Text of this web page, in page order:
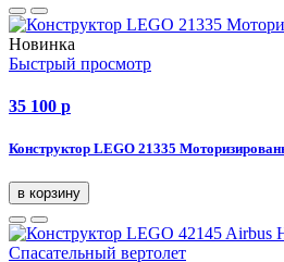
Новинка
Быстрый просмотр
35 100 p
Конструктор LEGO 21335
в корзину